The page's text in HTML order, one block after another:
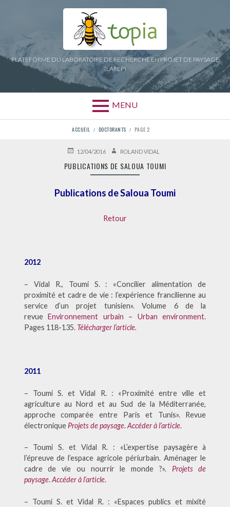
PLATEFORME DU LABORATOIRE DE RECHERCHE EN PROJET DE PAYSAGE
(LAREP)
MENU
D'ARIANE
ACCUEIL DOCTORANTS PAGE 2
PUBLIÉ12/04/2016 AUTEURROLAND VIDAL
PUBLICATIONS DE SALOUA TOUMI
Publications de Saloua Toumi
Retour
2012
– Vidal R., Toumi S. : «Concilier alimentation de
proximité et cadre de vie : l’expérience francilienne au
service d’un projet tunisien». Volume 6 de la
revueEnvironnement urbain – Urban environment.
Pages 118-135. Télécharger l’article.
2011
– Toumi S. et Vidal R. : «Proximité entre ville et
agriculture au Nord et au Sud de la Méditerranée,
approche comparée entre Paris et Tunis». Revue
électronique Projets de paysage.Accéder à l’article.
– Toumi S. et Vidal R. : «L’expertise paysagère à
l’épreuve de l’espace agricole périurbain. Aménager le
cadre de vie ou nourrir le monde ?». Projets de
paysage.Accéder à l’article.
– Toumi S. et Vidal R. : «Espaces publics et mixité